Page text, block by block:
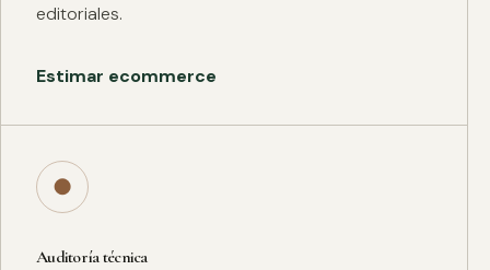
editoriales.
Estimar ecommerce
●
Auditoría técnica